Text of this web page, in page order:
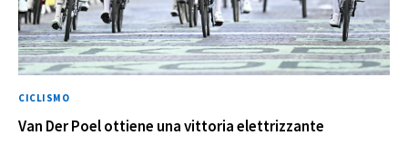
CICLISMO
Van Der Poel ottiene una vittoria elettrizzante